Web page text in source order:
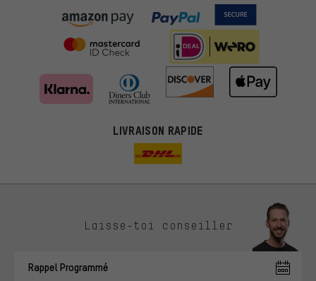
LIVRAISON RAPIDE
Laisse-toi conseiller
Rappel Programmé
Des offres plus adaptées
Au lieu de pubs au hasard, nous afficherons des offres plus
intérêts et à te présenter des offres et des conseils sur mesure.